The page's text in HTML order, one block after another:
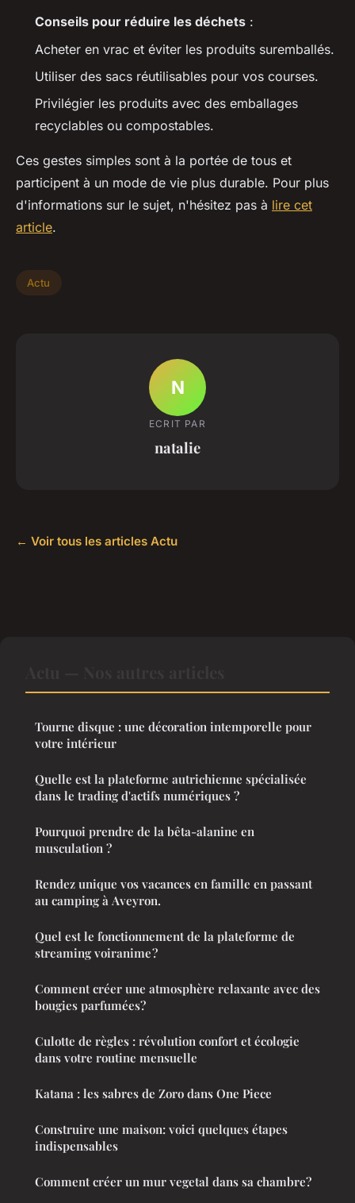
Conseils pour réduire les déchets :
Acheter en vrac et éviter les produits suremballés.
Utiliser des sacs réutilisables pour vos courses.
Privilégier les produits avec des emballages
recyclables ou compostables.
Ces gestes simples sont à la portée de tous et
participent à un mode de vie plus durable. Pour plus
d'informations sur le sujet, n'hésitez pas à lire cet
article.
Actu
N
ECRIT PAR
natalie
← Voir tous les articles Actu
Tourne disque : une décoration intemporelle pour
votre intérieur
Quelle est la plateforme autrichienne spécialisée
dans le trading d'actifs numériques ?
Pourquoi prendre de la bêta-alanine en
musculation ?
Rendez unique vos vacances en famille en passant
au camping à Aveyron.
Quel est le fonctionnement de la plateforme de
streaming voiranime ?
Comment créer une atmosphère relaxante avec des
bougies parfumées?
Culotte de règles : révolution confort et écologie
dans votre routine mensuelle
Katana : les sabres de Zoro dans One Piece
Construire une maison: voici quelques étapes
indispensables
Comment créer un mur vegetal dans sa chambre?